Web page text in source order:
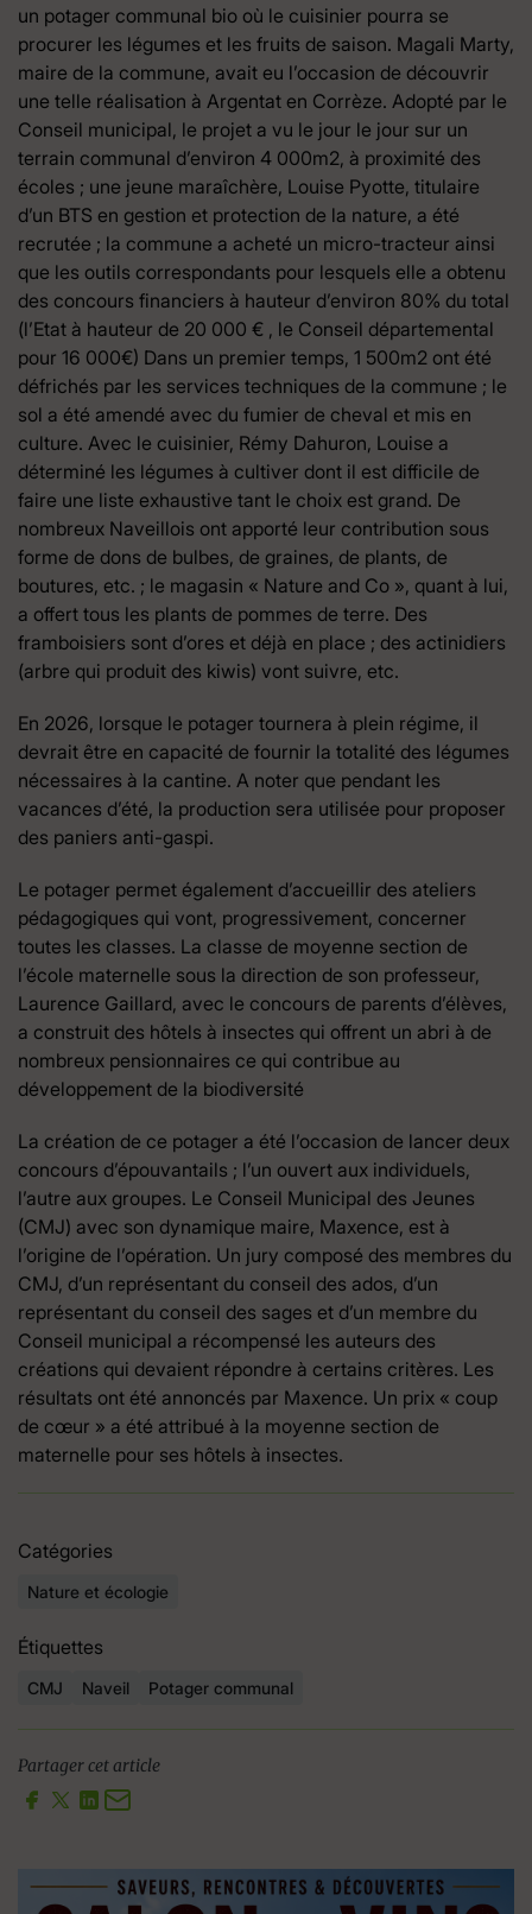
un potager communal bio où le cuisinier pourra se
procurer les légumes et les fruits de saison. Magali Marty,
maire de la commune, avait eu l’occasion de découvrir
une telle réalisation à Argentat en Corrèze. Adopté par le
Conseil municipal, le projet a vu le jour le jour sur un
terrain communal d’environ 4 000m2, à proximité des
écoles ; une jeune maraîchère, Louise Pyotte, titulaire
d’un BTS en gestion et protection de la nature, a été
recrutée ; la commune a acheté un micro-tracteur ainsi
que les outils correspondants pour lesquels elle a obtenu
des concours financiers à hauteur d’environ 80% du total
(l’Etat à hauteur de 20 000 € , le Conseil départemental
pour 16 000€) Dans un premier temps, 1 500m2 ont été
défrichés par les services techniques de la commune ; le
sol a été amendé avec du fumier de cheval et mis en
culture. Avec le cuisinier, Rémy Dahuron, Louise a
déterminé les légumes à cultiver dont il est difficile de
faire une liste exhaustive tant le choix est grand. De
nombreux Naveillois ont apporté leur contribution sous
forme de dons de bulbes, de graines, de plants, de
boutures, etc. ; le magasin « Nature and Co », quant à lui,
a offert tous les plants de pommes de terre. Des
framboisiers sont d’ores et déjà en place ; des actinidiers
(arbre qui produit des kiwis) vont suivre, etc.
En 2026, lorsque le potager tournera à plein régime, il
devrait être en capacité de fournir la totalité des légumes
nécessaires à la cantine. A noter que pendant les
vacances d’été, la production sera utilisée pour proposer
des paniers anti-gaspi.
Le potager permet également d’accueillir des ateliers
pédagogiques qui vont, progressivement, concerner
toutes les classes. La classe de moyenne section de
l’école maternelle sous la direction de son professeur,
Laurence Gaillard, avec le concours de parents d’élèves,
a construit des hôtels à insectes qui offrent un abri à de
nombreux pensionnaires ce qui contribue au
développement de la biodiversité
La création de ce potager a été l’occasion de lancer deux
concours d’épouvantails ; l’un ouvert aux individuels,
l’autre aux groupes. Le Conseil Municipal des Jeunes
(CMJ) avec son dynamique maire, Maxence, est à
l’origine de l’opération. Un jury composé des membres du
CMJ, d’un représentant du conseil des ados, d’un
représentant du conseil des sages et d’un membre du
Conseil municipal a récompensé les auteurs des
créations qui devaient répondre à certains critères. Les
résultats ont été annoncés par Maxence. Un prix « coup
de cœur » a été attribué à la moyenne section de
maternelle pour ses hôtels à insectes.
Catégories
Nature et écologie
Étiquettes
CMJ Naveil Potager communal
Partager cet article